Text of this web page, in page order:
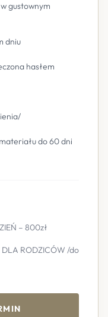
gustownym
dniu
hasłem
do 60 dni
– 800zł
DLA RODZICÓW /do